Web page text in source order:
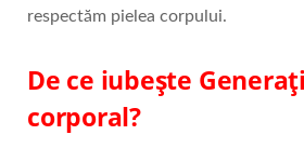
respectăm pielea corpului.
De ce iubește
corporal?